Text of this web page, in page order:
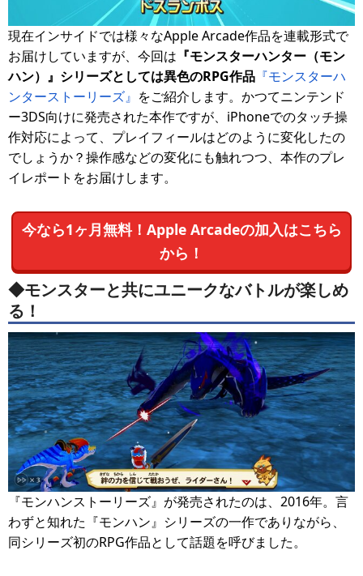
現在インサイドでは様々なApple Arcade作品を連載形式で
お届けしていますが、今回は 『モンスターハンター（モン
ハン）』シリーズとしては異色のRPG作品 『モンスターハ
ンターストーリーズ』 をご紹介します。かつてニンテンド
ー3DS向けに発売された本作ですが、iPhoneでのタッチ操
作対応によって、プレイフィールはどのように変化したの
でしょうか？操作感などの変化にも触れつつ、本作のプレ
イレポートをお届けします。
今なら1ヶ月無料！Apple Arcadeの加入はこちら
から！
◆モンスターと共にユニークなバトルが楽しめ
る！
『モンハンストーリーズ』が発売されたのは、2016年。言
わずと知れた『モンハン』シリーズの一作でありながら、
同シリーズ初のRPG作品として話題を呼びました。